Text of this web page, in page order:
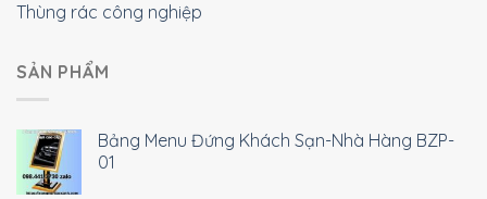
Thùng rác công nghiệp
SẢN PHẨM
Bảng Menu Đứng Khách Sạn-Nhà Hàng BZP-
01